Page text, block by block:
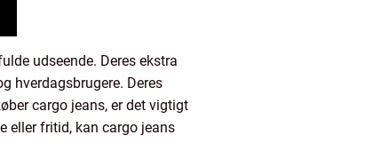
udseende. Deres ekstra
hverdagsbrugere. Deres
cargo jeans, er det vigtigt
eller fritid, kan cargo jeans